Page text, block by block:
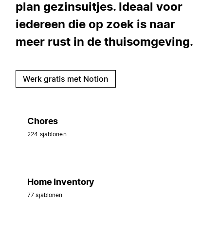
plan gezinsuitjes. Ideaal voor
iedereen die op zoek is naar
meer rust in de thuisomgeving.
Werk gratis met Notion
Chores
224 sjablonen
Home Inventory
77 sjablonen